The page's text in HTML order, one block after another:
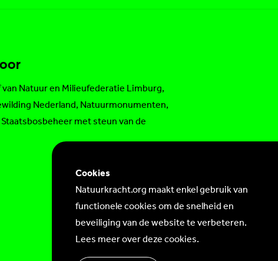
Natuur en Milieufederatie Limburg,
Nederland, Natuurmonumenten,
Staatsbosbeheer met steun van de
Cookies
Natuurkracht.org maakt enkel gebruik van
functionele cookies om de snelheid en
beveiliging van de website te verbeteren.
Lees meer over deze cookies.